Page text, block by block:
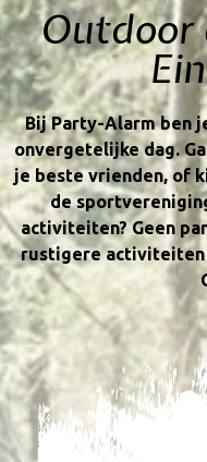
Kerst
Outdoor
Bij Party-Alarm ben
onvergetelijke dag.
je beste vrienden, of
de
activiteiten? Geen
rustigere activiteiten